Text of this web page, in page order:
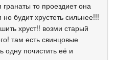
гранаты то проездиет она
будит хрустеть сильнее!!!
хруст!! возми старый
там есть свинцовые
одну почистить её и